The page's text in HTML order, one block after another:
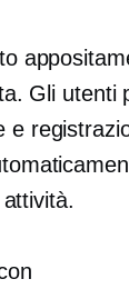
Gli utenti